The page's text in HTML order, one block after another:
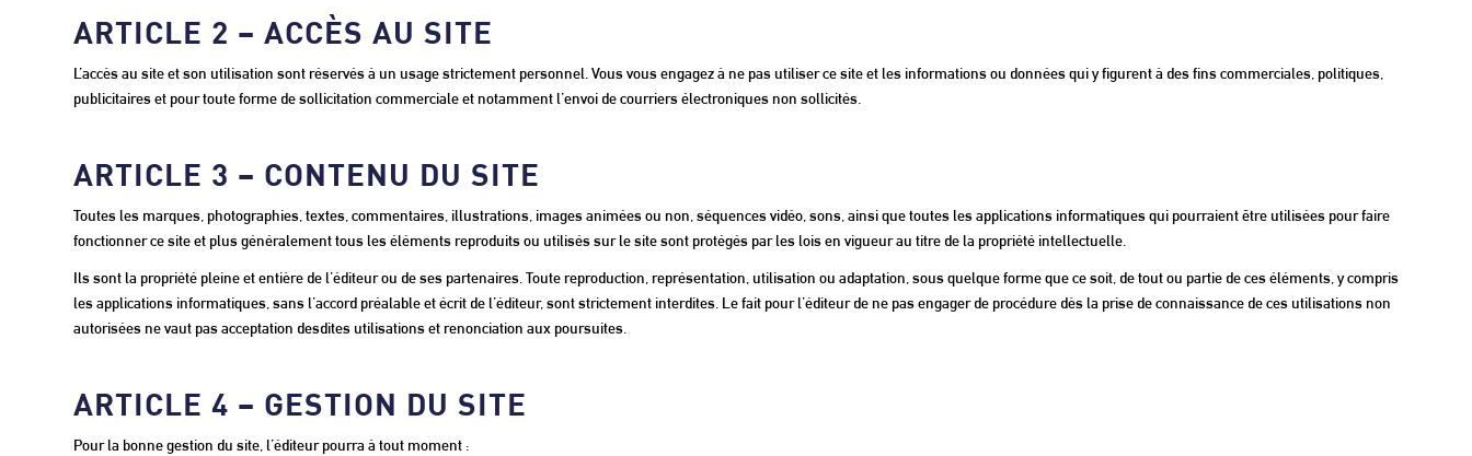
ARTICLE 2 – ACCÈS AU SITE
L’accès au site et son utilisation sont réservés à un usage strictement personnel. Vous vous engagez à ne pas utiliser ce site et les informations ou données qui y figurent à des fins commerciales, politiques,
publicitaires et pour toute forme de sollicitation commerciale et notamment l’envoi de courriers électroniques non sollicités.
ARTICLE 3 – CONTENU DU SITE
Toutes les marques, photographies, textes, commentaires, illustrations, images animées ou non, séquences vidéo, sons, ainsi que toutes les applications informatiques qui pourraient être utilisées pour faire
fonctionner ce site et plus généralement tous les éléments reproduits ou utilisés sur le site sont protégés par les lois en vigueur au titre de la propriété intellectuelle.
Ils sont la propriété pleine et entière de l’éditeur ou de ses partenaires. Toute reproduction, représentation, utilisation ou adaptation, sous quelque forme que ce soit, de tout ou partie de ces éléments, y compris
les applications informatiques, sans l’accord préalable et écrit de l’éditeur, sont strictement interdites. Le fait pour l’éditeur de ne pas engager de procédure dès la prise de connaissance de ces utilisations non
autorisées ne vaut pas acceptation desdites utilisations et renonciation aux poursuites.
ARTICLE 4 – GESTION DU SITE
Pour la bonne gestion du site, l’éditeur pourra à tout moment :